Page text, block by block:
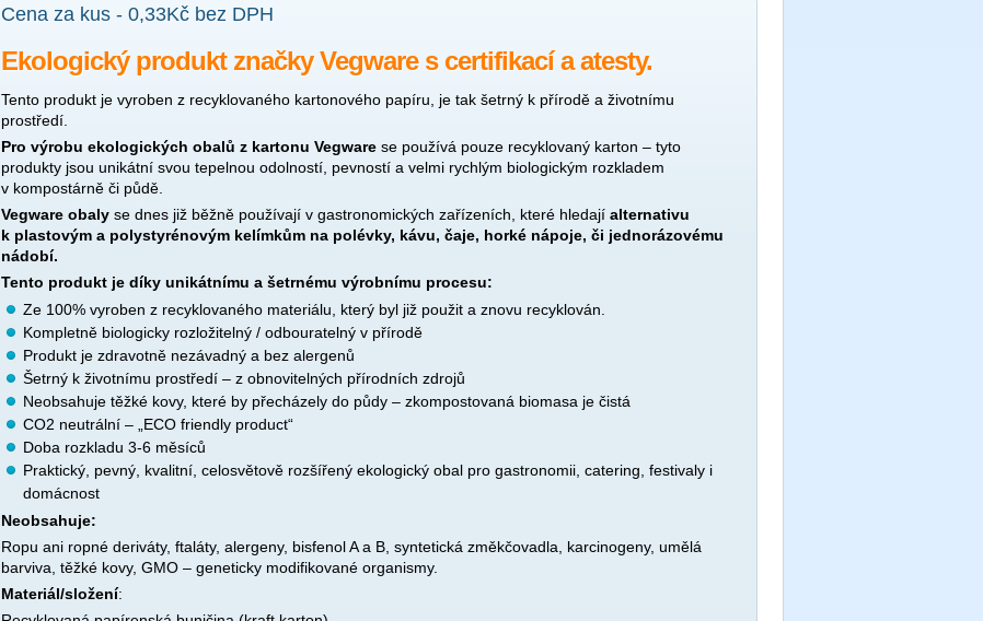
Cena za kus - 0,33Kč bez DPH
Ekologický produkt značky Vegware s certifikací a atesty.
Tento produkt je vyroben z recyklovaného kartonového papíru, je tak šetrný k přírodě a životnímu
prostředí.
Pro výrobu ekologických obalů z kartonu Vegware se používá pouze recyklovaný karton – tyto
produkty jsou unikátní svou tepelnou odolností, pevností a velmi rychlým biologickým rozkladem
v kompostárně či půdě.
Vegware obaly se dnes již běžně používají v gastronomických zařízeních, které hledají alternativu
k plastovým a polystyrénovým kelímkům na polévky, kávu, čaje, horké nápoje, či jednorázovému
nádobí.
Tento produkt je díky unikátnímu a šetrnému výrobnímu procesu:
Ze 100% vyroben z recyklovaného materiálu, který byl již použit a znovu recyklován.
Kompletně biologicky rozložitelný / odbouratelný v přírodě
Produkt je zdravotně nezávadný a bez alergenů
Šetrný k životnímu prostředí – z obnovitelných přírodních zdrojů
Neobsahuje těžké kovy, které by přecházely do půdy – zkompostovaná biomasa je čistá
CO2 neutrální – „ECO friendly product“
Doba rozkladu 3-6 měsíců
Praktický, pevný, kvalitní, celosvětově rozšířený ekologický obal pro gastronomii, catering, festivaly i
domácnost
Neobsahuje:
Ropu ani ropné deriváty, ftaláty, alergeny, bisfenol A a B, syntetická změkčovadla, karcinogeny, umělá
barviva, těžké kovy, GMO – geneticky modifikované organismy.
Materiál/složení: